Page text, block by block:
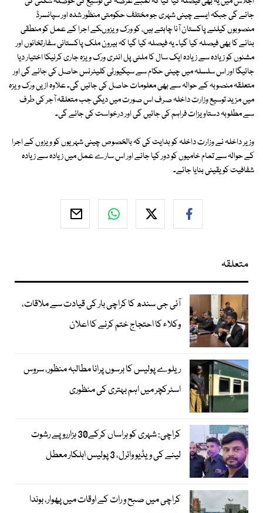
جائے گی جبکہ ایسے چینی شہری جو مختلف حکومتی منظور شدہ اور سپانسرڈ
منصوبوں کیلئے پاکستان آنا چاہتے ہیں، کو ورک ویزوںکے اجرا کے عمل کو منطقی
بنانے کا بھی فیصلہ کیا گیا۔ یہ فیصلہ کیا گیا کہ بیرون ملک پاکستانی سفارتخانوں اور
مشنوں کو زیادہ سے زیادہ ایک سال کا ملٹی پل انٹری ورک ویزہ جاری کرنیکا اختیار دیا
جائیگا اور اس سلسلہ میں چینی حکام سے سیکیورٹی کلیئرنس حاصل کی جائے گی اور
متعلقہ منصوبہ کے حوالہ سے بھی معلومات حاصل کی جائیں گی۔ علاوہ ازیں ورک ویزہ
میں مزید توسیع وزارت داخلہ صرف اس صورت میں دیگی جب متعلقہ آجر کی طرف
سے مطلوبہ دستاویزات فراہم کی جائیں گی اور درخواست کی جائے گی۔
وزیر داخلہ نے وزارت داخلہ کو ہدایت کی کہ بالخصوص چینی شہریوں کو ویزوں کے اجرا
کے حوالہ سے تمام خامیوں کو دور کیا جائے اور اس سارے عمل میں زیادہ سے زیادہ
شفافیت کو یقینی بنایا جائے۔
متعلقہ
آئی جی سندھ کا کراچی بار کی قیادت سے ملاقات،
وکلاء کا احتجاج ختم کرنے کا اعلان
ریلوے پولیس کا برسوں پرانا مطالبہ منظور، سروس
اسٹرکچر میں اہم بہتری کی منظوری
کراچی: شہری کو ہراساں کرکے30 ہزارروپے رشوت
لینے کی ویڈیو وائرل، 3 پولیس اہلکار معطل
کراچی میں صبح و رات کے اوقات میں پھوار، بوندا